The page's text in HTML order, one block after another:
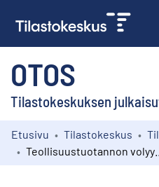
OTOS
Tilastokeskuksen
Kokoelmat
Etusivu Tilastokeskus